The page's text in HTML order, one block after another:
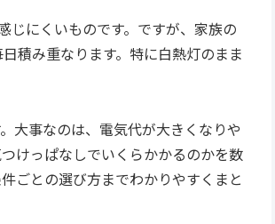
じにくいものです。ですが、家族の
積み重なります。特に白熱灯のまま
大事なのは、電気代が大きくなりや
けっぱなしでいくらかかるのかを数
ごとの選び方までわかりやすくまと